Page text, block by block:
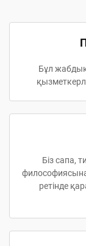
Бұл
Біз сапа,
ретінде